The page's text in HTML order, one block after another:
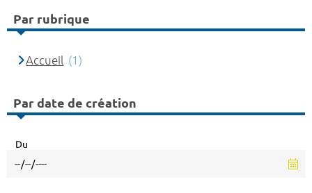
Par rubrique
Accueil (1)
Par date de création
Du